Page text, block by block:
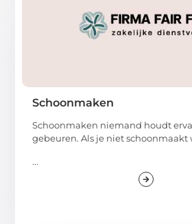
Schoonmaken
Schoonmaken niemand houdt
gebeuren. Als je niet schoonmaakt
...